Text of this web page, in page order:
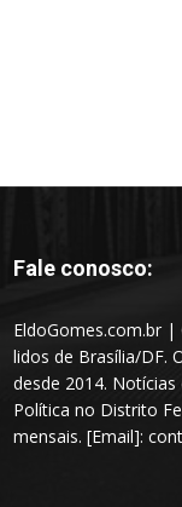
Fale conosco:
EldoGomes.com.br
lidos de Brasília/DF.
desde 2014.
Política no Distrito
mensais. [Email]: